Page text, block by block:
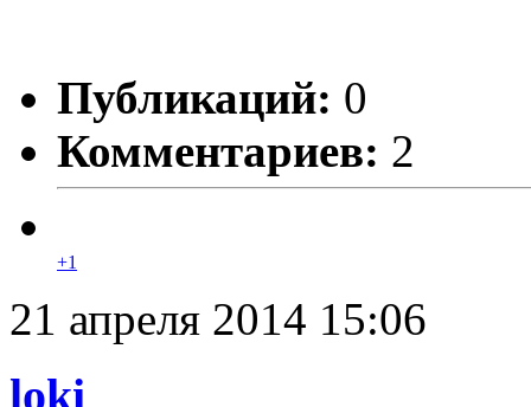
Публикаций: 0
Комментариев: 2
+1
21 апреля 2014 15:06
loki